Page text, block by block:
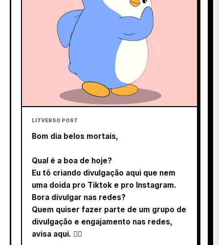
LITVERSO POST
Bom dia belos mortais,
Qual é a boa de hoje?
Eu tô criando divulgação aqui que nem
uma doida pro Tiktok e pro Instagram.
Bora divulgar nas redes?
Quem quiser fazer parte de um grupo de
divulgação e engajamento nas redes,
avisa aqui. 